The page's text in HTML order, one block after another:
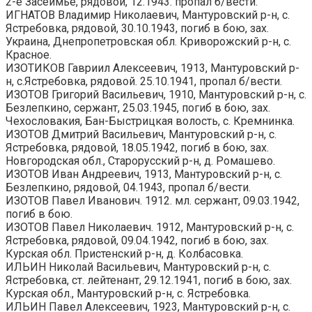
ИГНАТОВ Владимир Николаевич, Мантуровский р-н, с.
Ястребовка, рядовой, 30.10.1943, погиб в бою, зах.
Украина, Днепропетровская обл. Криворожский р-н, с.
Красное.
ИЗОТИКОВ Гавриил Алексеевич, 1913, Мантуровский р-
н, с.Ястребовка, рядовой. 25.10.1941, пропал б/вести.
ИЗОТОВ Григорий Васильевич, 1910, Мантуровский р-н, с.
Безлепкино, сержант, 25.03.1945, погиб в бою, зах.
Чехословакия, Бан-Быстрицкая волость, с. Кремнинка.
ИЗОТОВ Дмитрий Васильевич, Мантуровский р-н, с.
Ястребовка, рядовой, 18.05.1942, погиб в бою, зах.
Новгородская обл., Старорусский р-н, д. Ромашево.
ИЗОТОВ Иван Андреевич, 1913, Мантуровский р-н, с.
Безлепкино, рядовой, 04.1943, пропал б/вести.
ИЗОТОВ Павел Иванович. 1912. мл. сержант, 09.03.1942,
погиб в бою.
ИЗОТОВ Павел Николаевич. 1912, Мантуровский р-н, с.
Ястребовка, рядовой, 09.04.1942, погиб в бою, зах.
Курская обл. Пристенский р-н, д. Колбасовка.
ИЛЬИН Николай Васильевич, Мантуровский р-н, с.
Ястребовка, ст. лейтенант, 29.12.1941, погиб в бою, зах.
Курская обл., Мантуровский р-н, с. Ястребовка.
ИЛЬИН Павел Алексеевич, 1923, Мантуровский р-н, с.